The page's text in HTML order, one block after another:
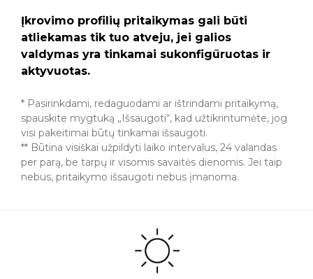
Įkrovimo profilių pritaikymas gali būti
atliekamas tik tuo atveju, jei galios
valdymas yra tinkamai sukonfigūruotas ir
aktyvuotas.
* Pasirinkdami, redaguodami ar ištrindami pritaikymą,
spauskite mygtuką „Išsaugoti“, kad užtikrintumėte, jog
visi pakeitimai būtų tinkamai išsaugoti.
** Būtina visiškai užpildyti laiko intervalus, 24 valandas
per parą, be tarpų ir visomis savaitės dienomis. Jei taip
nebus, pritaikymo išsaugoti nebus įmanoma.